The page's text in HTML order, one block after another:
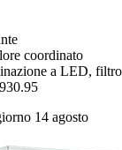
coordinato
a LED,
14 agosto